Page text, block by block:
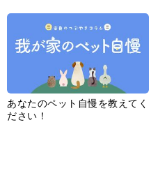
あなたのペット自慢を教えてく
ださい！